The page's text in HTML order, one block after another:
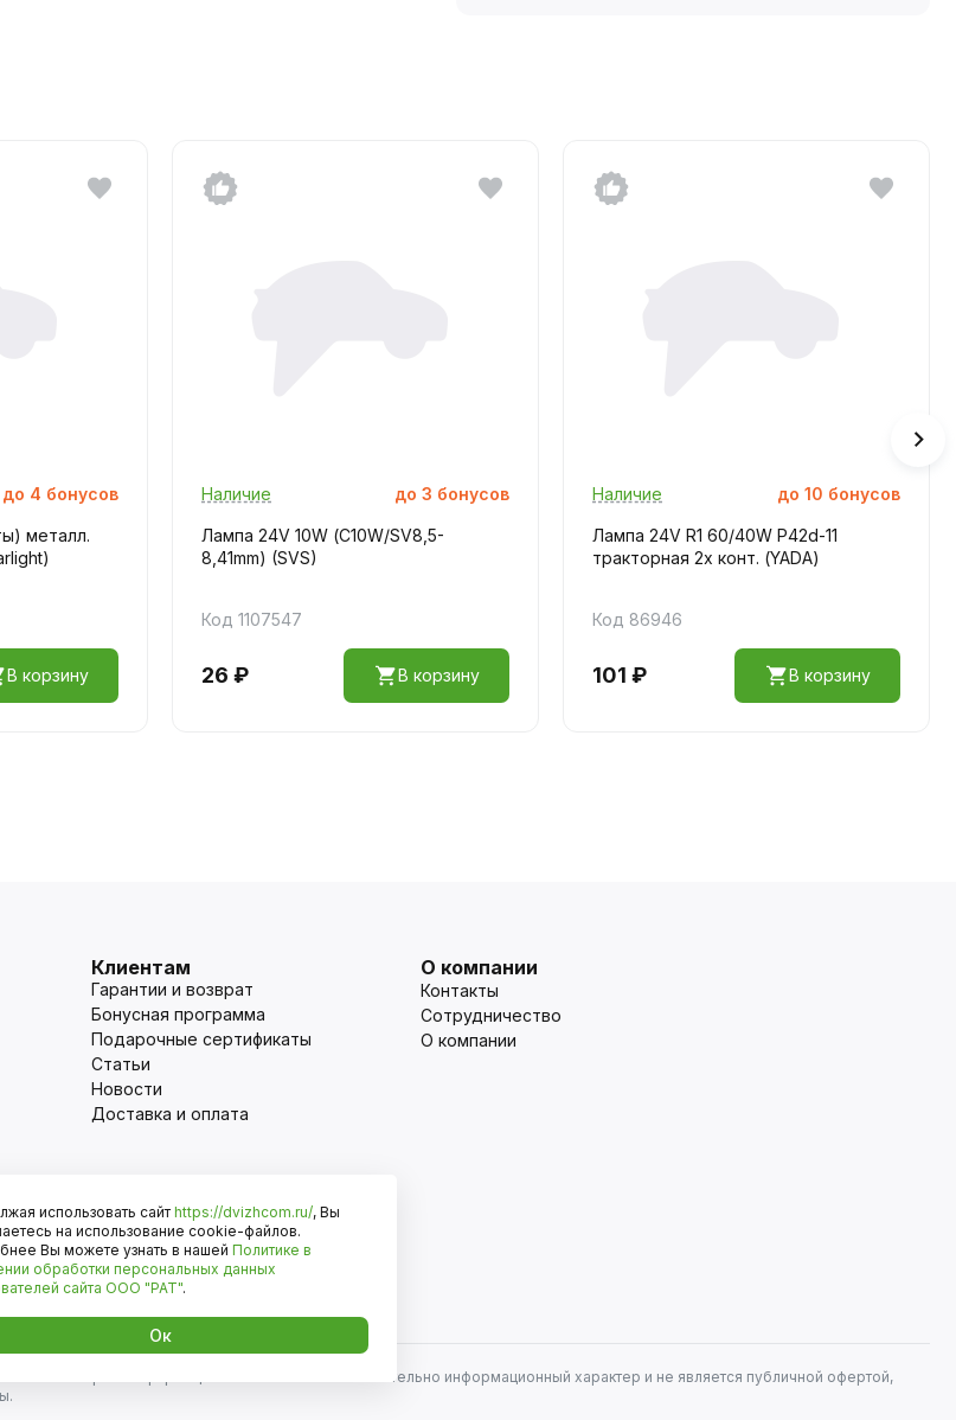
до 4 бонусов
металл.
В корзину
Наличие до 3 бонусов
Лампа 24V 10W (С10W/SV8,5-
8,41mm) (SVS)
Код 1107547
26 ₽ В корзину
Наличие до 10 бонусов
Лампа 24V R1 60/40W P42d-11
тракторная 2х конт. (YADA)
Код 86946
101 ₽ В корзину
Клиентам
Гарантии и возврат
Бонусная программа
Подарочные сертификаты
Статьи
Новости
Доставка и оплата
О компании
Контакты
Сотрудничество
О компании
Оплата
и иномарок. Информация на сайте носит исключительно информационный характер и не является публичной офертой,
использовать сайт https://dvizhcom.ru/, Вы
на использование cookie-файлов.
Вы можете узнать в нашей Политике в
обработки персональных данных
сайта ООО "РАТ".
Ок